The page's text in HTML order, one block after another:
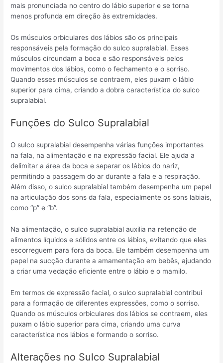
mais pronunciada no centro do lábio superior e se torna
menos profunda em direção às extremidades.
Os músculos orbiculares dos lábios são os principais
responsáveis pela formação do sulco supralabial. Esses
músculos circundam a boca e são responsáveis pelos
movimentos dos lábios, como o fechamento e o sorriso.
Quando esses músculos se contraem, eles puxam o lábio
superior para cima, criando a dobra característica do sulco
supralabial.
Funções do Sulco Supralabial
O sulco supralabial desempenha várias funções importantes
na fala, na alimentação e na expressão facial. Ele ajuda a
delimitar a área da boca e separar os lábios do nariz,
permitindo a passagem do ar durante a fala e a respiração.
Além disso, o sulco supralabial também desempenha um papel
na articulação dos sons da fala, especialmente os sons labiais,
como “p” e “b”.
Na alimentação, o sulco supralabial auxilia na retenção de
alimentos líquidos e sólidos entre os lábios, evitando que eles
escorreguem para fora da boca. Ele também desempenha um
papel na sucção durante a amamentação em bebês, ajudando
a criar uma vedação eficiente entre o lábio e o mamilo.
Em termos de expressão facial, o sulco supralabial contribui
para a formação de diferentes expressões, como o sorriso.
Quando os músculos orbiculares dos lábios se contraem, eles
puxam o lábio superior para cima, criando uma curva
característica nos lábios e formando o sorriso.
Alterações no Sulco Supralabial